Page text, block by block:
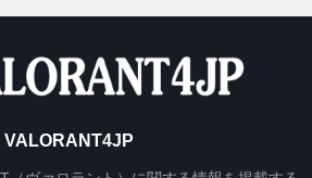
VALORANT4JP